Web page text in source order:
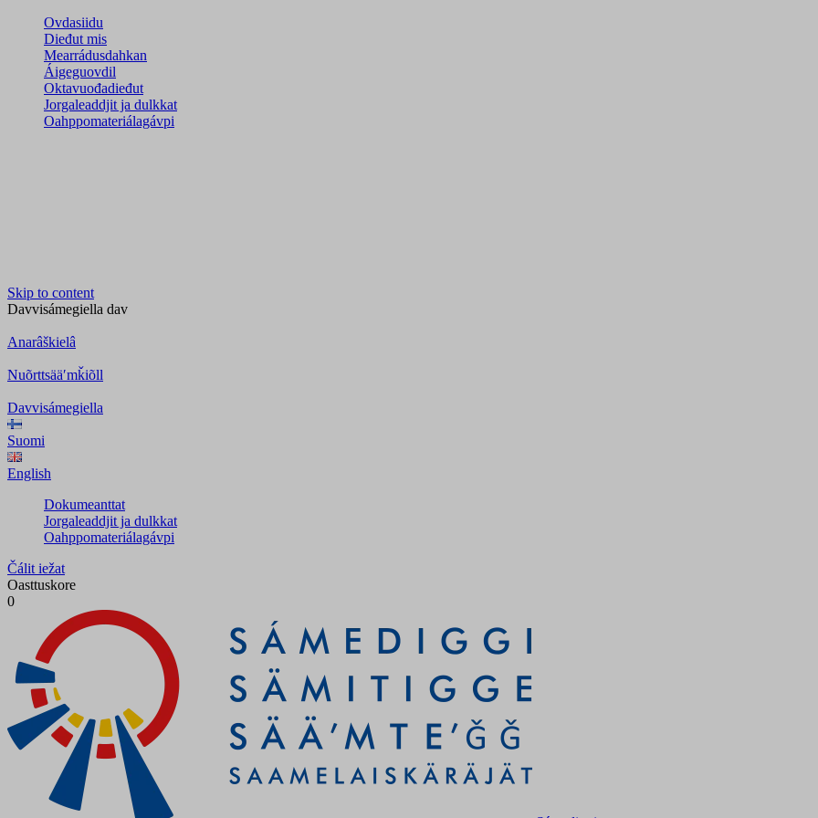
Ovdasiidu
Dieđut mis
Mearrádusdahkan
Áigeguovdil
Oktavuođadieđut
Jorgaleaddjit ja dulkkat
Oahppomateriálagávpi
Skip to content
Davvisámegiella dav
Anarâškielâ
Nuõrttsääʹmǩiõll
Davvisámegiella
Suomi
English
Dokumeanttat
Jorgaleaddjit ja dulkkat
Oahppomateriálagávpi
Čálit iežat
Oasttuskore
0